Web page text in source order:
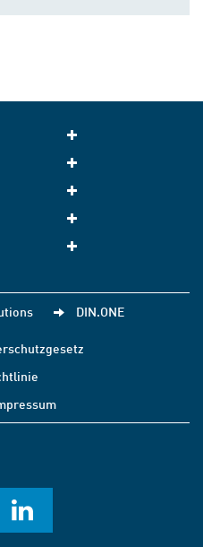
DIN.ONE